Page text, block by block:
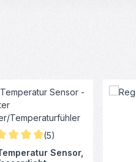
Bewertung von 5
(5)
Sensor,